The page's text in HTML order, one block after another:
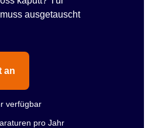
ausgetauscht
an
verfügbar
pro Jahr